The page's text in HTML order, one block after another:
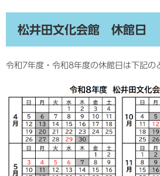
松井田文化会館 休館日
令和7年度・令和8年度の休館日は下記の